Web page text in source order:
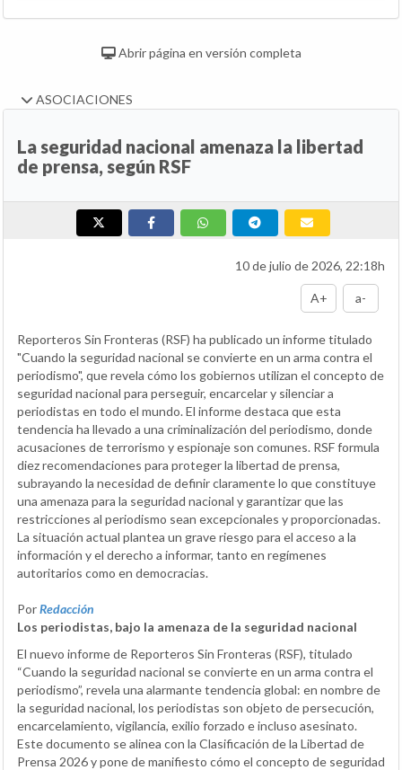
Abrir página en versión completa
ASOCIACIONES
La seguridad nacional amenaza la libertad
de prensa, según RSF
10 de julio de 2026, 22:18h
A+ a-
Reporteros Sin Fronteras (RSF) ha publicado un informe titulado
"Cuando la seguridad nacional se convierte en un arma contra el
periodismo", que revela cómo los gobiernos utilizan el concepto de
seguridad nacional para perseguir, encarcelar y silenciar a
periodistas en todo el mundo. El informe destaca que esta
tendencia ha llevado a una criminalización del periodismo, donde
acusaciones de terrorismo y espionaje son comunes. RSF formula
diez recomendaciones para proteger la libertad de prensa,
subrayando la necesidad de definir claramente lo que constituye
una amenaza para la seguridad nacional y garantizar que las
restricciones al periodismo sean excepcionales y proporcionadas.
La situación actual plantea un grave riesgo para el acceso a la
información y el derecho a informar, tanto en regímenes
autoritarios como en democracias.
PorRedacción
Los periodistas, bajo la amenaza de la seguridad nacional
El nuevo informe de Reporteros Sin Fronteras (RSF), titulado
“Cuando la seguridad nacional se convierte en un arma contra el
periodismo”, revela una alarmante tendencia global: en nombre de
la seguridad nacional, los periodistas son objeto de persecución,
encarcelamiento, vigilancia, exilio forzado e incluso asesinato.
Este documento se alinea con la Clasificación de la Libertad de
Prensa 2026 y pone de manifiesto cómo el concepto de seguridad